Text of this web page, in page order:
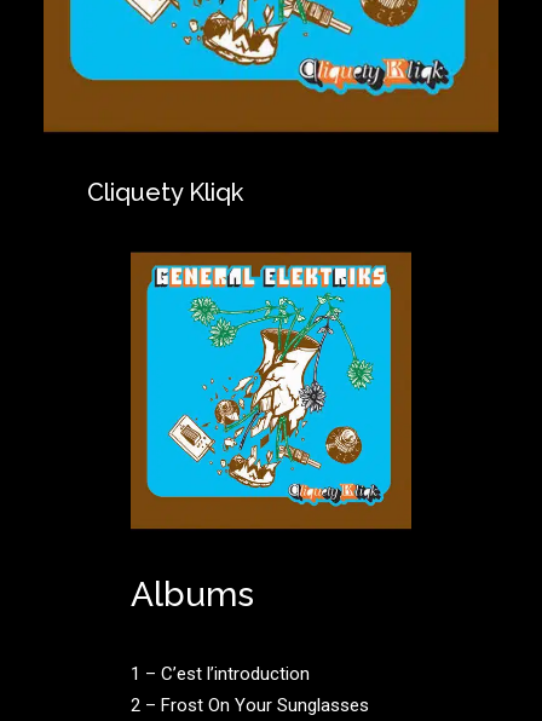
Cliquety Kliqk
Albums
1 – C’est l’introduction
2 – Frost On Your Sunglasses